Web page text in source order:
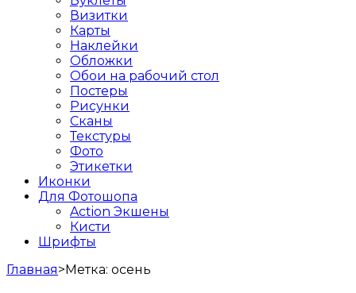
Визитки
Карты
Наклейки
Обложки
Обои на рабочий стол
Постеры
Рисунки
Сканы
Текстуры
Фото
Этикетки
Иконки
Для Фотошопа
Action Экшены
Кисти
Шрифты
Главная>Метка: осень